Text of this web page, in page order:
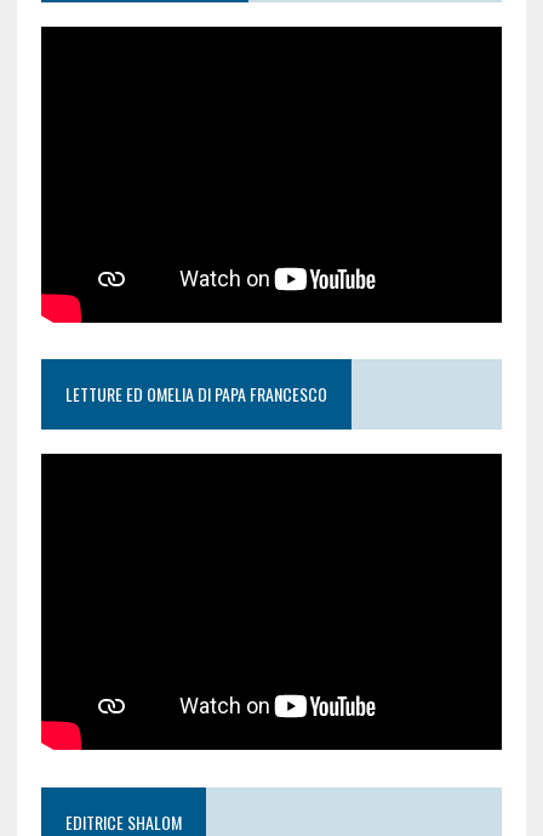
LETTURE ED OMELIA DI PAPA FRANCESCO
EDITRICE SHALOM